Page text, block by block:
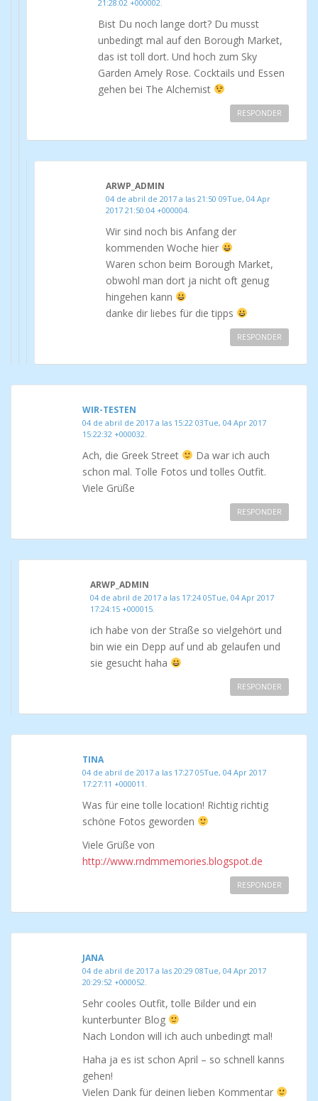
21:28:02 +000002.
Bist Du noch lange dort? Du musst
unbedingt mal auf den Borough Market,
das ist toll dort. Und hoch zum Sky
Garden Amely Rose. Cocktails und Essen
gehen bei The Alchemist
RESPONDER
ARWP_ADMIN
04 de abril de 2017 a las 21:50 09Tue, 04 Apr
2017 21:50:04 +000004.
Wir sind noch bis Anfang der
kommenden Woche hier
Waren schon beim Borough Market,
obwohl man dort ja nicht oft genug
hingehen kann
danke dir liebes für die tipps
RESPONDER
WIR-TESTEN
04 de abril de 2017 a las 15:22 03Tue, 04 Apr 2017
15:22:32 +000032.
Ach, die Greek Street
Da war ich auch
schon mal. Tolle Fotos und tolles Outfit.
Viele Grüße
RESPONDER
ARWP_ADMIN
04 de abril de 2017 a las 17:24 05Tue, 04 Apr 2017
17:24:15 +000015.
ich habe von der Straße so vielgehört und
bin wie ein Depp auf und ab gelaufen und
sie gesucht haha
RESPONDER
TINA
04 de abril de 2017 a las 17:27 05Tue, 04 Apr 2017
17:27:11 +000011.
Was für eine tolle location! Richtig richtig
schöne Fotos geworden
Viele Grüße von
http://www.rndmmemories.blogspot.de
RESPONDER
JANA
04 de abril de 2017 a las 20:29 08Tue, 04 Apr 2017
20:29:52 +000052.
Sehr cooles Outfit, tolle Bilder und ein
kunterbunter Blog
Nach London will ich auch unbedingt mal!
Haha ja es ist schon April – so schnell kanns
gehen!
Vielen Dank für deinen lieben Kommentar